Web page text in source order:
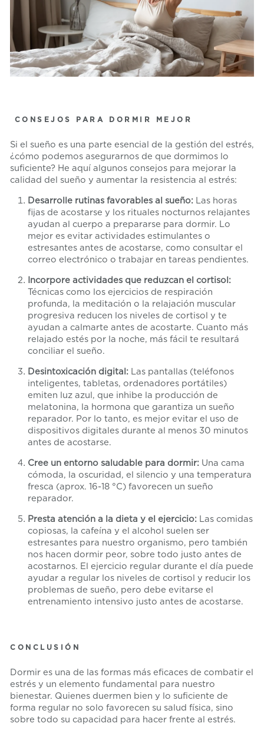
CONSEJOS PARA DORMIR MEJOR
Si el sueño es una parte esencial de la gestión del estrés,
¿cómo podemos asegurarnos de que dormimos lo
suficiente? He aquí algunos consejos para mejorar la
calidad del sueño y aumentar la resistencia al estrés:
Desarrolle rutinas favorables al sueño: Las horas
fijas de acostarse y los rituales nocturnos relajantes
ayudan al cuerpo a prepararse para dormir. Lo
mejor es evitar actividades estimulantes o
estresantes antes de acostarse, como consultar el
correo electrónico o trabajar en tareas pendientes.
Incorpore actividades que reduzcan el cortisol:
Técnicas como los ejercicios de respiración
profunda, la meditación o la relajación muscular
progresiva reducen los niveles de cortisol y te
ayudan a calmarte antes de acostarte. Cuanto más
relajado estés por la noche, más fácil te resultará
conciliar el sueño.
Desintoxicación digital: Las pantallas (teléfonos
inteligentes, tabletas, ordenadores portátiles)
emiten luz azul, que inhibe la producción de
melatonina, la hormona que garantiza un sueño
reparador. Por lo tanto, es mejor evitar el uso de
dispositivos digitales durante al menos 30 minutos
antes de acostarse.
Cree un entorno saludable para dormir: Una cama
cómoda, la oscuridad, el silencio y una temperatura
fresca (aprox. 16-18 °C) favorecen un sueño
reparador.
Presta atención a la dieta y el ejercicio: Las comidas
copiosas, la cafeína y el alcohol suelen ser
estresantes para nuestro organismo, pero también
nos hacen dormir peor, sobre todo justo antes de
acostarnos. El ejercicio regular durante el día puede
ayudar a regular los niveles de cortisol y reducir los
problemas de sueño, pero debe evitarse el
entrenamiento intensivo justo antes de acostarse.
CONCLUSIÓN
Dormir es una de las formas más eficaces de combatir el
estrés y un elemento fundamental para nuestro
bienestar. Quienes duermen bien y lo suficiente de
forma regular no solo favorecen su salud física, sino
sobre todo su capacidad para hacer frente al estrés.